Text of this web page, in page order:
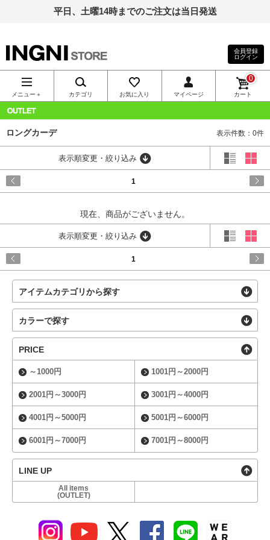
平日、土曜14時までのご注文は当日発送
INGNI（イン
グ）公式通
販｜INGNI
STORE
会員登録
ログイン
メニュー＋ カテゴリ お気に入り マイページ カート
0
ロングカーデ 表示件数：0件
表示順変更・絞り込み
1
現在、商品がございません。
表示順変更・絞り込み
1
アイテムカテゴリから探す
カラーで探す
PRICE
～1000円 1001円～2000円
2001円～3000円 3001円～4000円
4001円～5000円 5001円～6000円
6001円～7000円 7001円～8000円
LINE UP
All items
(OUTLET)